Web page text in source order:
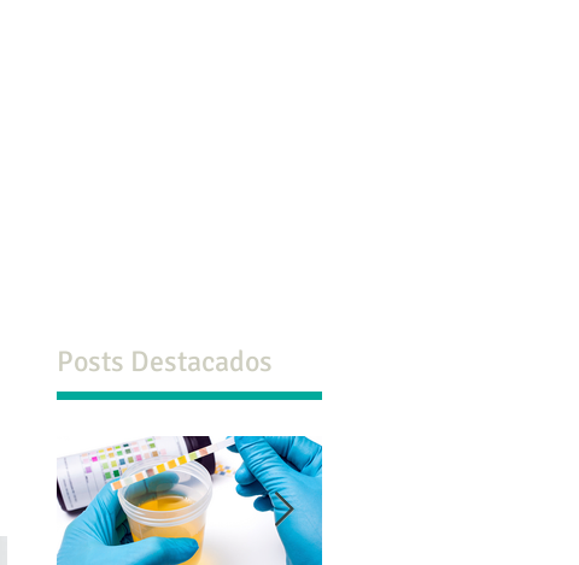
Posts Destacados